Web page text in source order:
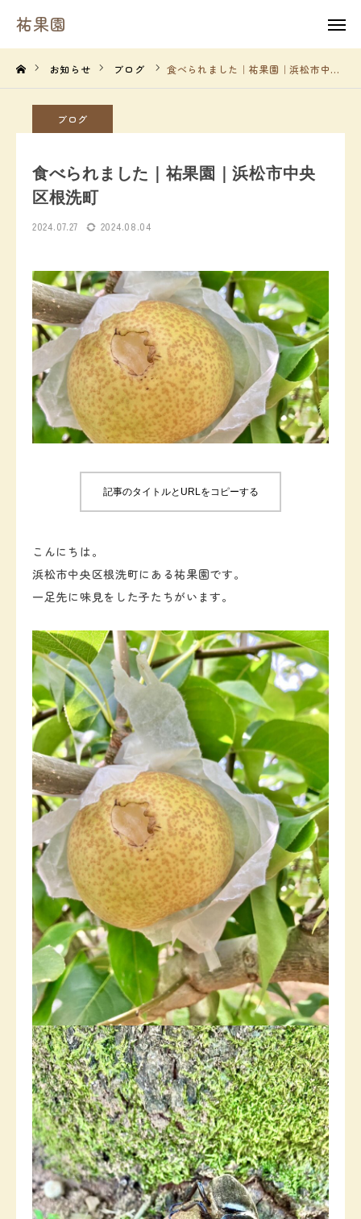
祐果園
お知らせ ブログ 食べられました｜祐果園｜浜松市中央区根洗町
ブログ
食べられました｜祐果園｜浜松市中央
区根洗町
2024.07.27 2024.08.04
記事のタイトルとURLをコピーする
こんにちは。
浜松市中央区根洗町にある祐果園です。
一足先に味見をした子たちがいます。
祐果園
instagram
HOME
祐果園の果物
農園の１年間
よくあるご質問
求人情報
農園情報
お知らせ
お問い合わせ